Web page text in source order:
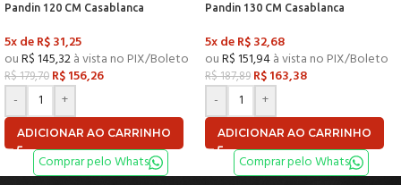
Pandin 120 CM Casablanca
5x deR$31,25
ouR$145,32à vista no PIX/Boleto
R$179,70 R$156,26
-
+
ADICIONAR AO CARRINHO
Comprar pelo Whats
Pandin 130 CM Casablanca
5x deR$32,68
ouR$151,94à vista no PIX/Boleto
R$187,89 R$163,38
-
+
ADICIONAR AO CARRINHO
Comprar pelo Whats